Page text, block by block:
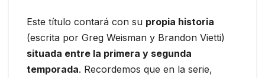
Este título contará con su propia historia
(escrita por Greg Weisman y Brandon Vietti)
situada entre la primera y segunda
temporada. Recordemos que en la serie,